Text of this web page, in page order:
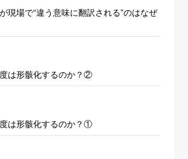
現場で“違う意味に翻訳される”のはなぜ
は形骸化するのか？②
は形骸化するのか？①